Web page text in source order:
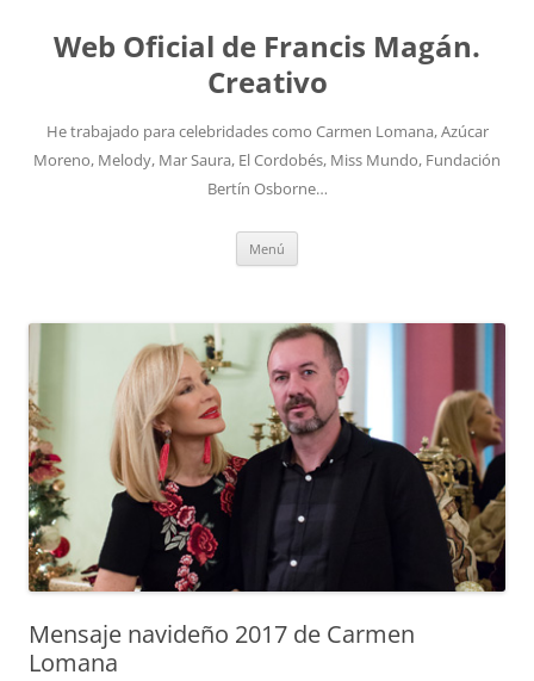
contenido
Web Oficial de Francis Magán.
Creativo
He trabajado para celebridades como Carmen Lomana, Azúcar
Moreno, Melody, Mar Saura, El Cordobés, Miss Mundo, Fundación
Bertín Osborne…
Menú
Mensaje navideño 2017 de Carmen
Lomana